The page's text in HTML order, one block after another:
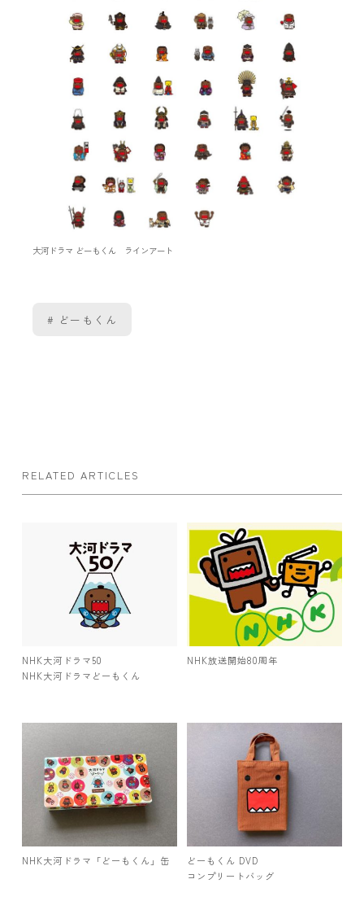
大河ドラマ どーもくん ラインアート
どーもくん
RELATED ARTICLES
NHK大河ドラマ50
NHK大河ドラマどーもくん
NHK放送開始80周年
NHK大河ドラマ「どーもくん」缶
どーもくん DVD
コンプリートバッグ